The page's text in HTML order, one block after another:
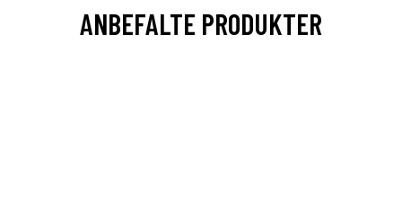
ANBEFALTE PRODUKTER